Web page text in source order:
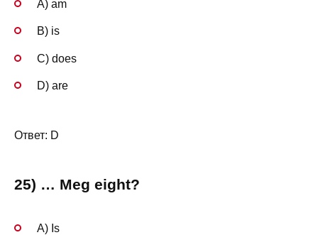
A) am
B) is
C) does
D) are
Ответ: D
25) … Meg eight?
A) Is